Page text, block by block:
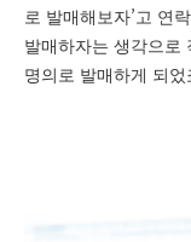
로 발매해보자’ 고 연
발매하자는 생각으로
명의로 발매하게 되었